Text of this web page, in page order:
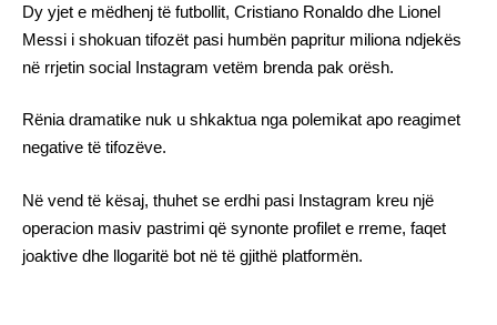
Dy yjet e mëdhenj të futbollit, Cristiano Ronaldo dhe Lionel
Messi i shokuan tifozët pasi humbën papritur miliona ndjekës
në rrjetin social Instagram vetëm brenda pak orësh.
Rënia dramatike nuk u shkaktua nga polemikat apo reagimet
negative të tifozëve.
Në vend të kësaj, thuhet se erdhi pasi Instagram kreu një
operacion masiv pastrimi që synonte profilet e rreme, faqet
joaktive dhe llogaritë bot në të gjithë platformën.